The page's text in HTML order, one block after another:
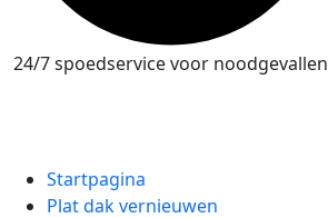
24/7 spoedservice voor noodgevallen
Startpagina
Plat dak vernieuwen